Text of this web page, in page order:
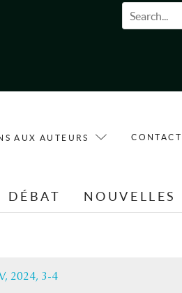
AUX AUTEURS CONTACT
DÉBAT NOUVELLES
2024, 3-4